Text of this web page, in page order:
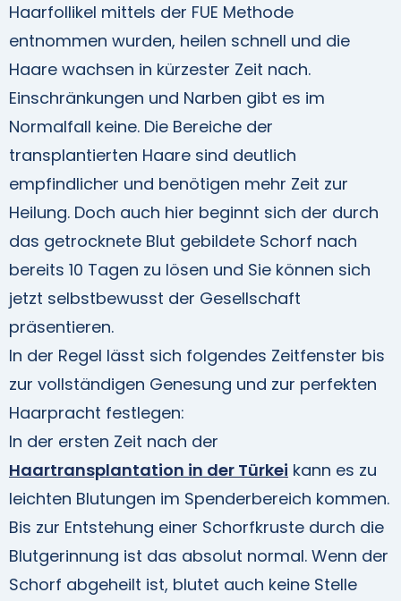
Haarfollikel mittels der FUE Methode
entnommen wurden, heilen schnell und die
Haare wachsen in kürzester Zeit nach.
Einschränkungen und Narben gibt es im
Normalfall keine. Die Bereiche der
transplantierten Haare sind deutlich
empfindlicher und benötigen mehr Zeit zur
Heilung. Doch auch hier beginnt sich der durch
das getrocknete Blut gebildete Schorf nach
bereits 10 Tagen zu lösen und Sie können sich
jetzt selbstbewusst der Gesellschaft
präsentieren.
In der Regel lässt sich folgendes Zeitfenster bis
zur vollständigen Genesung und zur perfekten
Haarpracht festlegen:
In der ersten Zeit nach der
Haartransplantation in der Türkei kann es zu
leichten Blutungen im Spenderbereich kommen.
Bis zur Entstehung einer Schorfkruste durch die
Blutgerinnung ist das absolut normal. Wenn der
Schorf abgeheilt ist, blutet auch keine Stelle